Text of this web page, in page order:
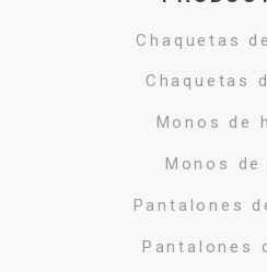
Chaquetas
Chaquetas
Monos de
Monos de
Pantalones
Pantalones